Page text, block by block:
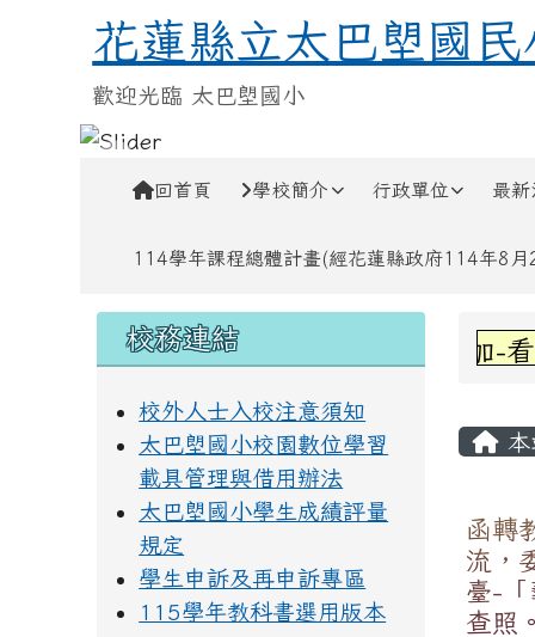
跳至主內容區
花蓮縣立太巴塱國民小
花蓮縣立太巴塱國
歡迎光臨 太巴塱國小
回首頁 學校簡介 行政單位 最新
114學年課程總體計畫(經花蓮縣政府114年8
左邊區域內容
校務連結
校外人士入校注意須知
太巴塱國小校園數位學習
載具管理與借用辦法
太巴塱國小學生成績評量
規定
學生申訴及再申訴專區
115學年教科書選用版本
上
賀!六甲林凱萱參加-看見
主本
函轉
流，
臺-
查照
頁尾區域